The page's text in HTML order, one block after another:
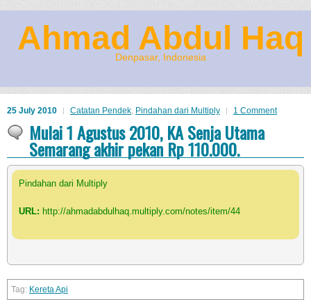
Ahmad Abdul Haq
Denpasar, Indonesia
25 July 2010 Catatan Pendek, Pindahan dari Multiply 1 Comment
Mulai 1 Agustus 2010, KA Senja Utama
Semarang akhir pekan Rp 110.000.
Pindahan dari Multiply
URL: http://ahmadabdulhaq.multiply.com/notes/item/44
Kereta Api